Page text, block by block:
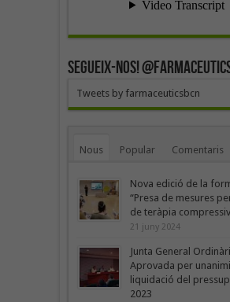
SEGUEIX-NOS!
Tweets by farmaceuticsbcn
Nous Popular Comentaris
Nova edició de la
“Presa de mesures
de teràpia
21 juny 2024
Junta General
Aprovada per
liquidació del
2023